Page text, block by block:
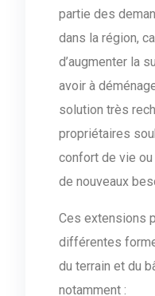
partie des
dans la région,
d’augmenter la
avoir à
solution très
propriétaires
confort de vie
de nouveaux
Ces extensions
différentes
du terrain et du
notamment :